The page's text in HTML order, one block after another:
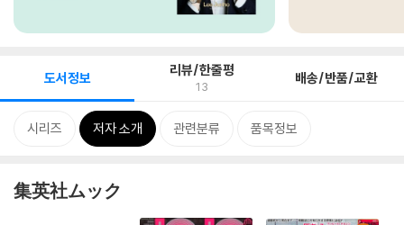
도서정보 리뷰/한줄평
13 배송/반품/교환
시리즈 저자 소개 관련분류 품목정보
集英社ムック